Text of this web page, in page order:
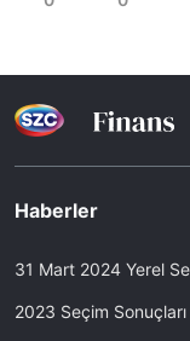
Haberler
31 Mart 2024 Yerel
2023 Seçim Sonuçları